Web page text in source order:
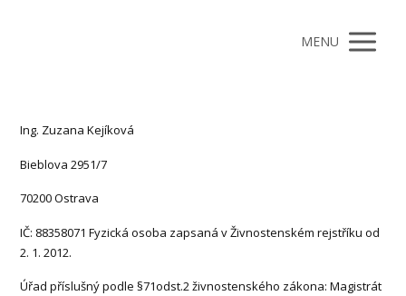
MENU
Ing. Zuzana Kejíková
Bieblova 2951/7
70200 Ostrava
IČ: 88358071 Fyzická osoba zapsaná v Živnostenském rejstříku od
2. 1. 2012.
Úřad příslušný podle §71odst.2 živnostenského zákona: Magistrát